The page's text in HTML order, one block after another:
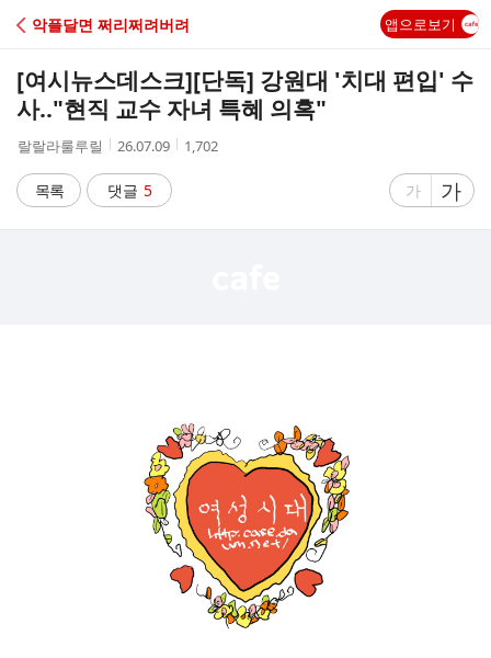
C
A
악플달면 쩌리쩌려버려 앱으로보기
[여시뉴스데스크][단독] 강원대 '치대 편입' 수
사‥"현직 교수 자녀 특혜 의혹"
작
자
랄랄라룰루릴
작
시
간
26.07.09
조
1,702
목록 댓글 5
글
가
글
자
가